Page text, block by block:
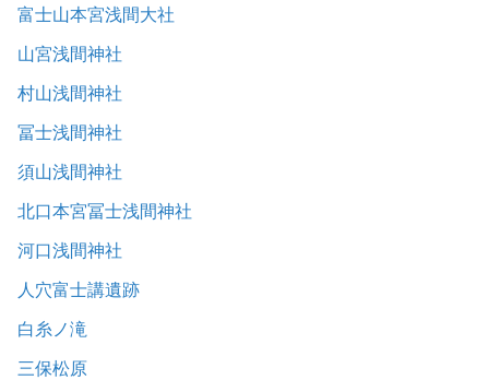
富士山本宮浅間大社
山宮浅間神社
村山浅間神社
冨士浅間神社
須山浅間神社
北口本宮冨士浅間神社
河口浅間神社
人穴富士講遺跡
白糸ノ滝
三保松原